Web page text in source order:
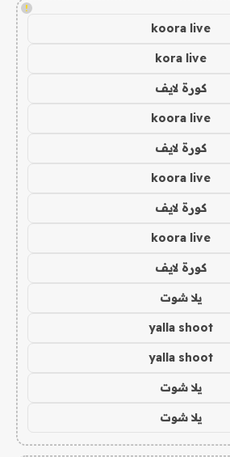
!
koora live
kora live
كورة لايف
koora live
كورة لايف
koora live
كورة لايف
koora live
كورة لايف
يلا شوت
yalla shoot
yalla shoot
يلا شوت
يلا شوت